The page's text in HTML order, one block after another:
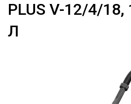
PLUS V-12/4/
Л